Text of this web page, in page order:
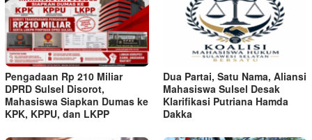
Pengadaan Rp 210 Miliar
DPRD Sulsel Disorot,
Mahasiswa Siapkan Dumas ke
KPK, KPPU, dan LKPP
Dua Partai, Satu Nama, Aliansi
Mahasiswa Sulsel Desak
Klarifikasi Putriana Hamda
Dakka